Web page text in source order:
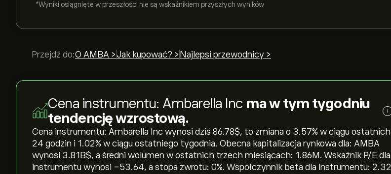
*Wyniki osiągnięte w przeszłości nie są wskaźnikiem przyszłych wyników
Przejdź do:O AMBA >Jak kupować? > Najlepsi przewodnicy >
Cena instrumentu: Ambarella Inc ma w tym tygodniu
tendencję wzrostową.
i
Cena instrumentu: Ambarella Inc wynosi dziś 86.78‎$‎, to zmiana o ‎3.57‎% w ciągu ostatnich
24 godzin i ‎1.02‎% w ciągu ostatniego tygodnia. Obecna kapitalizacja rynkowa dla: AMBA
wynosi 3.81B‎$‎, a średni wolumen w ostatnich trzech miesiącach: 1.86M. Wskaźnik P/E dla
instrumentu wynosi -53.64, a stopa zwrotu: 0%. Współczynnik beta dla instrumentu: 2.32